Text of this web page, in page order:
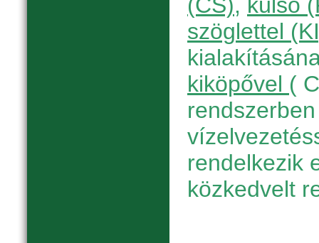
szöglettel
kiköpővel (
rendelkezik
közkedvelt